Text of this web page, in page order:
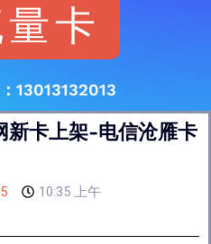
卡
13013132013
新卡上架-电信沧雁卡
10:35 上午